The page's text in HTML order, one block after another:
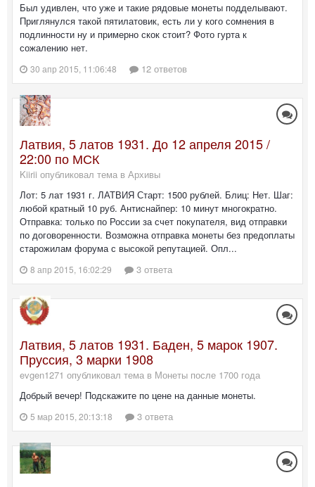
Был удивлен, что уже и такие рядовые монеты подделывают.
Приглянулся такой пятилатовик, есть ли у кого сомнения в
подлинности ну и примерно скок стоит? Фото гурта к
сожалению нет.
30 апр 2015, 11:06:48 12 ответов
Латвия, 5 латов 1931. До 12 апреля 2015 /
22:00 по МСК
Kiirii опубликовал тема в Архивы
Лот: 5 лат 1931 г. ЛАТВИЯ Старт: 1500 рублей. Блиц: Нет. Шаг:
любой кратный 10 руб. Антиснайпер: 10 минут многократно.
Отправка: только по России за счет покупателя, вид отправки
по договоренности. Возможна отправка монеты без предоплаты
старожилам форума с высокой репутацией. Опл...
8 апр 2015, 16:02:29 3 ответа
Латвия, 5 латов 1931. Баден, 5 марок 1907.
Пруссия, 3 марки 1908
evgen1271 опубликовал тема в Монеты после 1700 года
Добрый вечер! Подскажите по цене на данные монеты.
5 мар 2015, 20:13:18 3 ответа